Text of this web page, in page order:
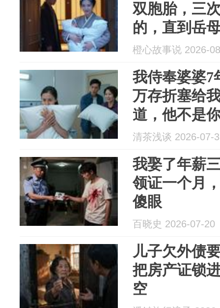
双胞胎，三
的，直到岳
们夫妻俩都
橙心故事说 2026-
我侍奉婆婆7
万存折塞给
道，他不是
清茶浅谈 2026-07-
我娶了年薪
领证一个月
傻眼
百晓史 2026-07-20
儿子欠外债
把房产证锁
空